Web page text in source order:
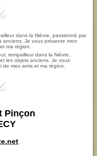
rempailleur dans la Nièvre,
les objets anciens. Je vous
mes amis et ma région.
Pinçon